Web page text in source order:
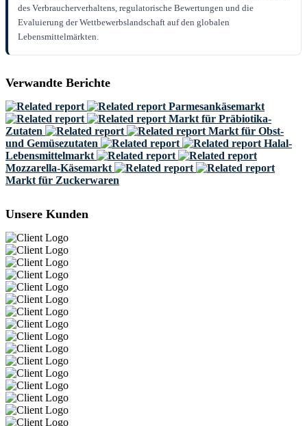
des Verbraucherverhaltens, regulatorische Bewertungen und die
Evaluierung der Wettbewerbslandschaft auf den globalen
Lebensmittelmärkten.
Verwandte Berichte
Parmesankäsemarkt
Markt für Präbiotika-
Zutaten
Markt für Obst-
und Gemüsezutaten
Halal-
Lebensmittelmarkt
Mozzarella-Käsemarkt
Markt für Zuckerwaren
Unsere Kunden